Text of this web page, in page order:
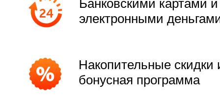
Банковскими картами и
электронными
Накопительные скидки
бонусная программа